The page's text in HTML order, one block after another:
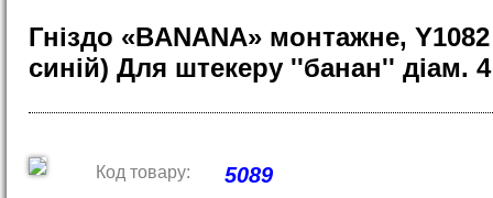
Гніздо «BANANA» монтажне,
синій) Для штекеру ''банан'' діам.
Код товару: 5089